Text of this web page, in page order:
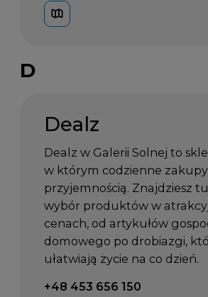
D
Dealz
Dealz w Galerii Solnej to
w którym codzienne zakupy
przyjemnością. Znajdziesz
wybór produktów w
cenach, od artykułów
domowego po drobiazgi,
ułatwiają życie na co dzień.
Telefon kontaktowy:
+48 453 656 150